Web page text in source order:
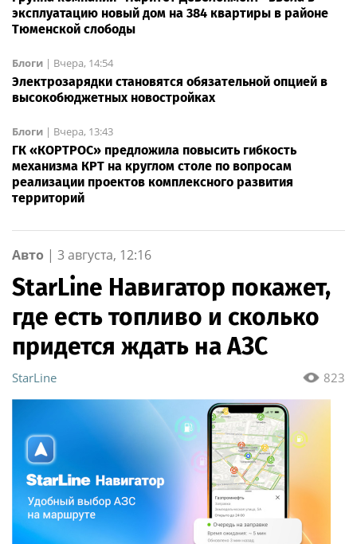
эксплуатацию новый дом на 384 квартиры в районе
Тюменской слободы
Блоги | Вчера, 14:54
Электрозарядки становятся обязательной опцией в
высокобюджетных новостройках
Блоги | Вчера, 13:43
ГК «КОРТРОС» предложила повысить гибкость
механизма КРТ на круглом столе по вопросам
реализации проектов комплексного развития
территорий
Авто | 3 августа, 12:16
StarLine Навигатор покажет,
где есть топливо и сколько
придется ждать на АЗС
823
StarLine